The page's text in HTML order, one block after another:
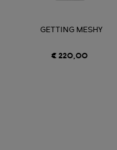
GETTING MESHY
€ 220,00